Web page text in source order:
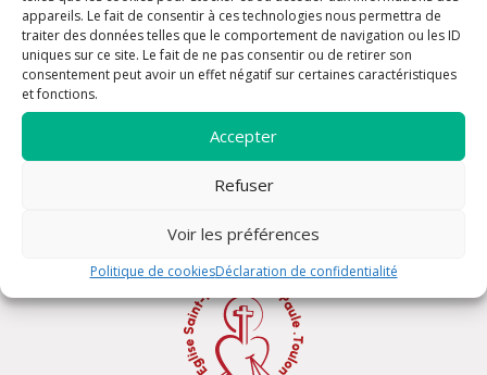
appareils. Le fait de consentir à ces technologies nous permettra de
traiter des données telles que le comportement de navigation ou les ID
uniques sur ce site. Le fait de ne pas consentir ou de retirer son
consentement peut avoir un effet négatif sur certaines caractéristiques
et fonctions.
Accepter
Refuser
Voir les préférences
Politique de cookiesDéclaration de confidentialité
Contact :Paroisse Saint François de
Paule
Email :